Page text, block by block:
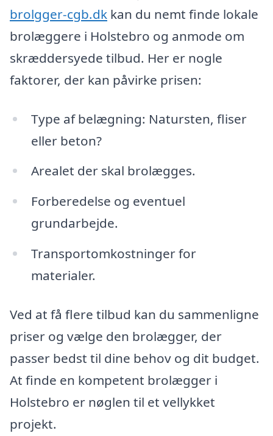
brolgger-cgb.dk kan du nemt finde lokale
brolæggere i Holstebro og anmode om
skræddersyede tilbud. Her er nogle
faktorer, der kan påvirke prisen:
Type af belægning: Natursten, fliser
eller beton?
Arealet der skal brolægges.
Forberedelse og eventuel
grundarbejde.
Transportomkostninger for
materialer.
Ved at få flere tilbud kan du sammenligne
priser og vælge den brolægger, der
passer bedst til dine behov og dit budget.
At finde en kompetent brolægger i
Holstebro er nøglen til et vellykket
projekt.